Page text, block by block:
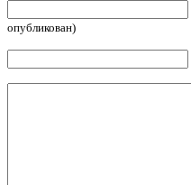
опубликован)